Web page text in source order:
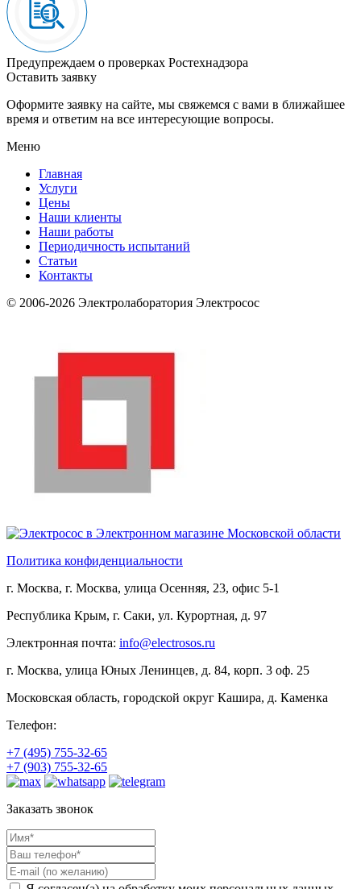
Предупреждаем о проверках Ростехнадзора
Оставить заявку
Оформите заявку на сайте, мы свяжемся с вами в ближайшее
время и ответим на все интересующие вопросы.
Меню
Главная
Услуги
Цены
Наши клиенты
Наши работы
Периодичность испытаний
Статьи
Контакты
© 2006-2026 Электролаборатория Электросос
Политика конфиденциальности
г. Москва, г. Москва, улица Осенняя, 23, офис 5-1
Республика Крым, г. Саки, ул. Курортная, д. 97
Электронная почта: info@electrosos.ru
г. Москва, улица Юных Ленинцев, д. 84, корп. 3 оф. 25
Московская область, городской округ Кашира, д. Каменка
Телефон:
+7 (495) 755-32-65
+7 (903) 755-32-65
Заказать звонок